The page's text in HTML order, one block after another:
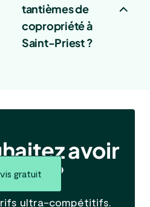
tantièmes de
copropriété à
Saint-Priest ?
avoir
?
ultra-compétitifs.
gratuit